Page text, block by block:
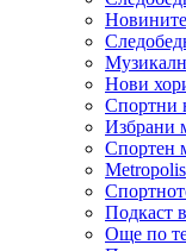
Нови
Спортни
Избрани
Спортен
Metropolis
Подкаст
Още по